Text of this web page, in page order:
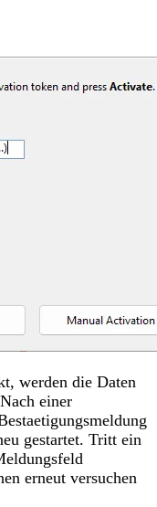
werden die Daten
einer
gestartet. Tritt ein
erneut versuchen